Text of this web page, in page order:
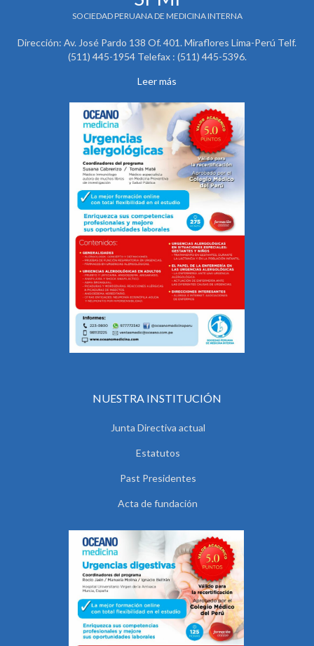
SOCIEDAD PERUANA DE MEDICINA INTERNA
Dirección: Av. José Pardo 138 Of. 401. Miraflores Lima-Perú Telf.
(511) 445-1954 Telefax : (511) 445-5396.
Leer más
NUESTRA INSTITUCIÓN
Junta Directiva actual
Estatutos
Past Presidentes
Acta de fundación